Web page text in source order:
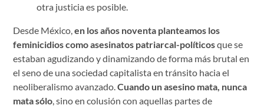
otra justicia es posible.
Desde México,en los años noventa planteamos los
feminicidios como asesinatos patriarcal-políticosque se
estaban agudizando y dinamizando de forma más brutal en
el seno de una sociedad capitalista en tránsito hacia el
neoliberalismo avanzado.Cuando un asesino mata, nunca
mata sólo , sino en colusión con aquellas partes de